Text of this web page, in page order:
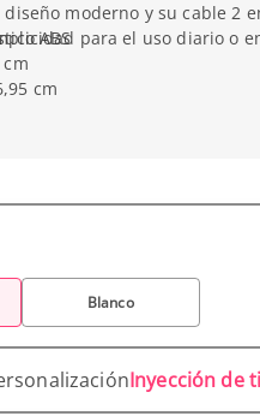
moderno y su cable 2
para el uso diario o
ABS
cm
g
Blanco
Inyección de